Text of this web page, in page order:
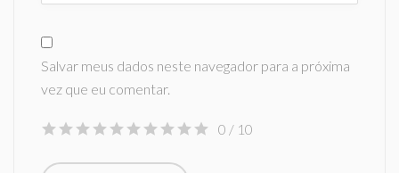
Salvar meus dados neste navegador para a próxima
vez que eu comentar.
0 / 10